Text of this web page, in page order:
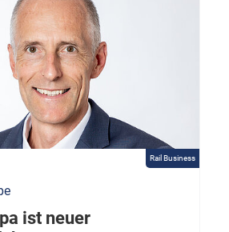
Rail Business
ist neuer